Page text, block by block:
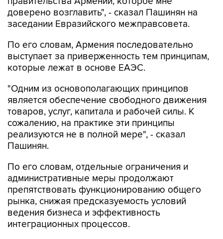
доверено возглавить", - сказал Пашинян на
заседании Евразийского межправсовета.
По его словам, Армения последовательно
выступает за приверженность тем принципам,
которые лежат в основе ЕАЭС.
"Одним из основополагающих принципов
является обеспечение свободного движения
товаров, услуг, капитала и рабочей силы. К
сожалению, на практике эти принципы
реализуются не в полной мере", - сказал
Пашинян.
По его словам, отдельные ограничения и
административные меры продолжают
препятствовать функционированию общего
рынка, снижая предсказуемость условий
ведения бизнеса и эффективность
интеграционных процессов.